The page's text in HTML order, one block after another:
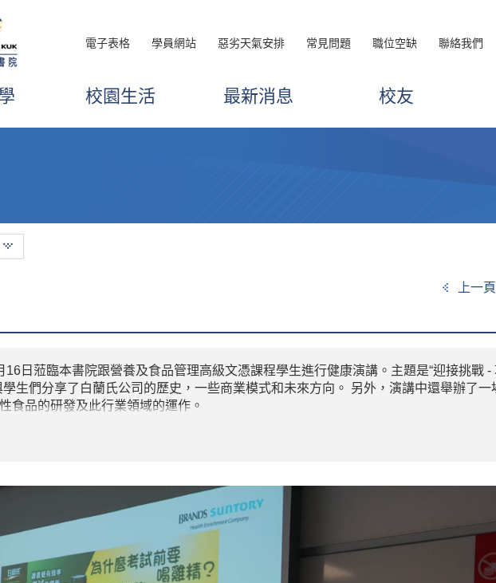
電子表格 學員網站 惡劣天氣安排 常見問題 職位空缺 聯絡我們
校園生活 最新消息 校友
上一頁
日蒞臨本書院跟營養及食品管理高級文憑課程學生進行健康演講。主題是“迎接挑戰 -
生們分享了白蘭氏公司的歷史，一些商業模式和未來方向。 另外，演講中還舉辦了一
食品的研發及此行業領域的運作。